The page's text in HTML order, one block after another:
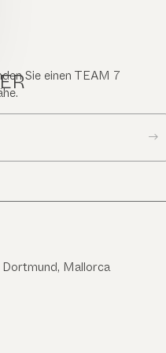
Sie einen TEAM 7
Dortmund, Mallorca